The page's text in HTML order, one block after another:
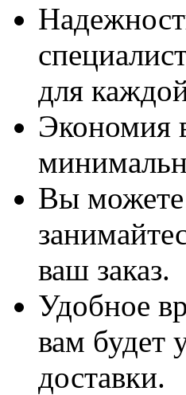
для
Экономия
Вы можете
ваш заказ.
Удобное
вам будет
доставки.